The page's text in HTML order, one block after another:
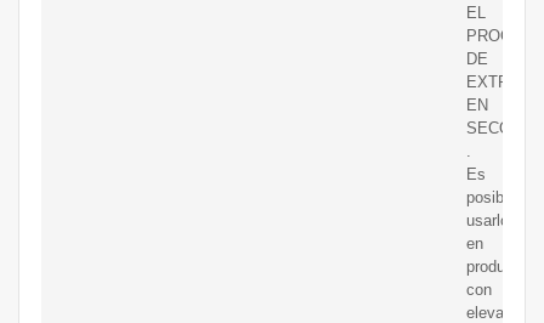
EL
PROCESO
DE
EN
SECO
Es
posible
usarlo
en
productos
con
elevado